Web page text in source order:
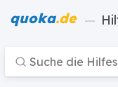
quoka.de —